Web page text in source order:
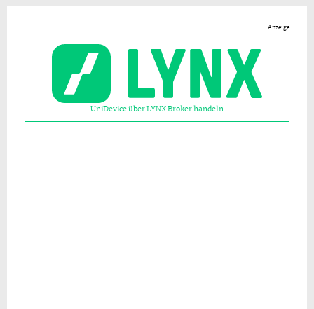
Anzeige
UniDevice über LYNX Broker handeln